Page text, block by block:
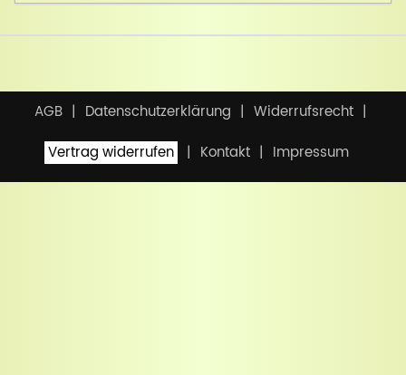
AGB Datenschutzerklärung
Widerrufsrecht
Vertrag widerrufen
Kontakt Impressum